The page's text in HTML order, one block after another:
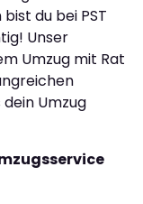
du bei PST
Unser
Umzug mit Rat
Umzug